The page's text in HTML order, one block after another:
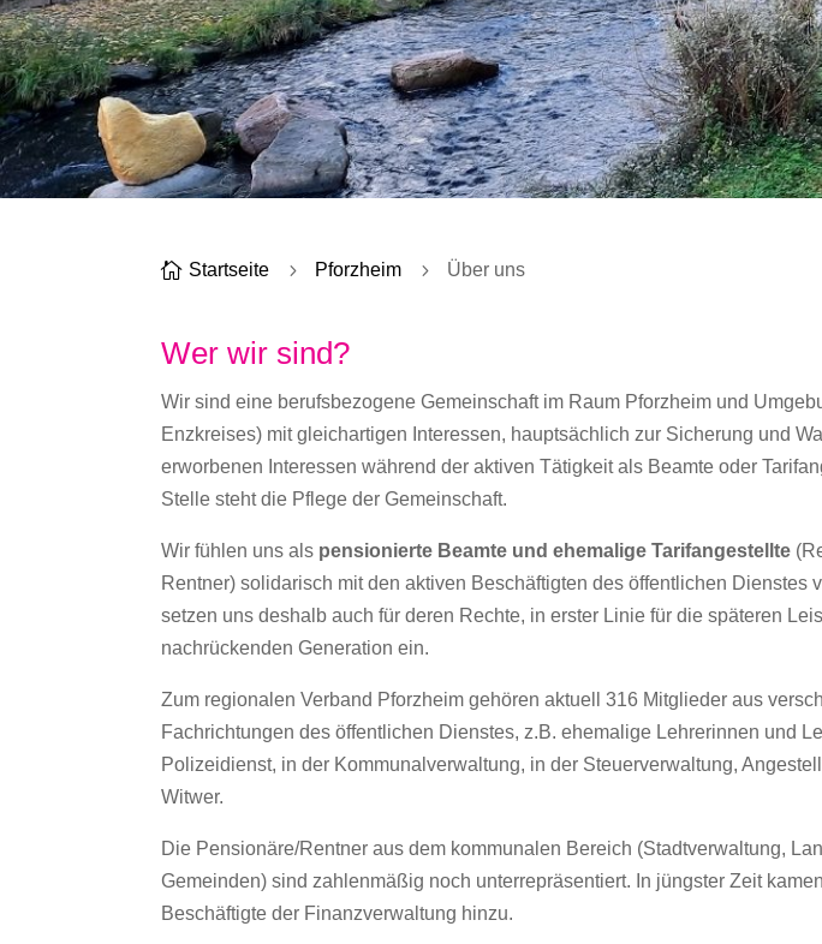
 Startseite 5 Pforzheim 5 Über uns
Wer wir sind?
Wir sind eine berufsbezogene Gemeinschaft im Raum Pforzheim und
Enzkreises) mit gleichartigen Interessen, hauptsächlich zur Sicherung und
erworbenen Interessen während der aktiven Tätigkeit als Beamte oder
Stelle steht die Pflege der Gemeinschaft.
Wir fühlen uns als pensionierte Beamte und ehemalige Tarifangestellte
Rentner) solidarisch mit den aktiven Beschäftigten des öffentlichen Dienstes
setzen uns deshalb auch für deren Rechte, in erster Linie für die späteren
nachrückenden Generation ein.
Zum regionalen Verband Pforzheim gehören aktuell 316 Mitglieder aus
Fachrichtungen des öffentlichen Dienstes, z.B. ehemalige Lehrerinnen und
Polizeidienst, in der Kommunalverwaltung, in der Steuerverwaltung,
Witwer.
Die Pensionäre/Rentner aus dem kommunalen Bereich (Stadtverwaltung,
Gemeinden) sind zahlenmäßig noch unterrepräsentiert. In jüngster Zeit
Beschäftigte der Finanzverwaltung hinzu.